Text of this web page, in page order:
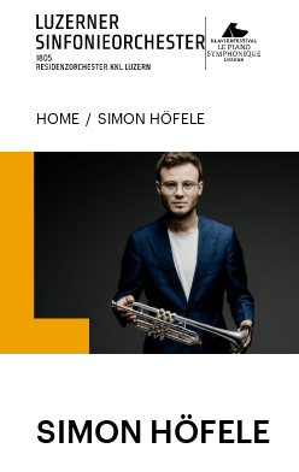
Luzerns
HOME SIMON HÖFELE
SIMON HÖFELE